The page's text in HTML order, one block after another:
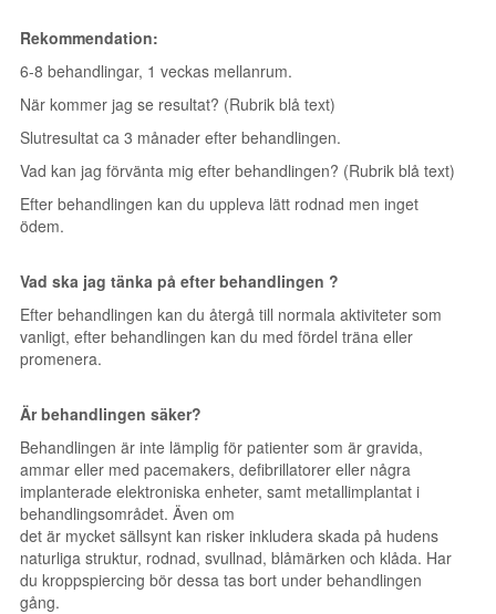
Rekommendation:
6-8 behandlingar, 1 veckas mellanrum.
När kommer jag se resultat? (Rubrik blå text)
Slutresultat ca 3 månader efter behandlingen.
Vad kan jag förvänta mig efter behandlingen? (Rubrik blå text)
Efter behandlingen kan du uppleva lätt rodnad men inget
ödem.
Vad ska jag tänka på efter behandlingen ?
Efter behandlingen kan du återgå till normala aktiviteter som
vanligt, efter behandlingen kan du med fördel träna eller
promenera.
Är behandlingen säker?
Behandlingen är inte lämplig för patienter som är gravida,
ammar eller med pacemakers, defibrillatorer eller några
implanterade elektroniska enheter, samt metallimplantat i
behandlingsområdet. Även om
det är mycket sällsynt kan risker inkludera skada på hudens
naturliga struktur, rodnad, svullnad, blåmärken och klåda. Har
du kroppspiercing bör dessa tas bort under behandlingen
gång.